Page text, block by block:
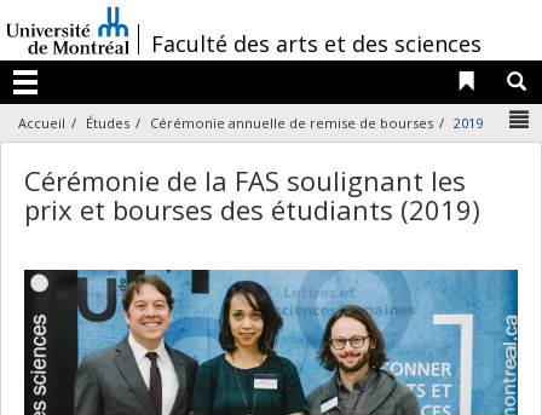
au
contenu
/Faculté des arts et des sciences
Menu
Liens
Accueil Études Cérémonie annuelle de remise de bourses 2019
Cérémonie de la FAS soulignant les
prix et bourses des étudiants (2019)